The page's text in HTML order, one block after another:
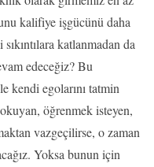
kalifiye işgücünü daha
katlanmadan da
edeceğiz? Bu
kendi egolarını tatmin
öğrenmek isteyen,
vazgeçilirse, o zaman
Yoksa bunun için